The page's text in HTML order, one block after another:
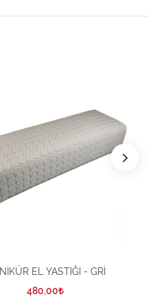
EL YASTIĞI - GRİ
480,00